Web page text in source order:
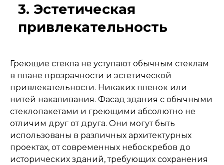
3. Эстетическая
привлекательность
Греющие стекла не уступают обычным стеклам
в плане прозрачности и эстетической
привлекательности. Никаких пленок или
нитей накаливания. Фасад здания с обычными
стеклопакетами и греющими абсолютно не
отличим друг от друга. Они могут быть
использованы в различных архитектурных
проектах, от современных небоскребов до
исторических зданий, требующих сохранения